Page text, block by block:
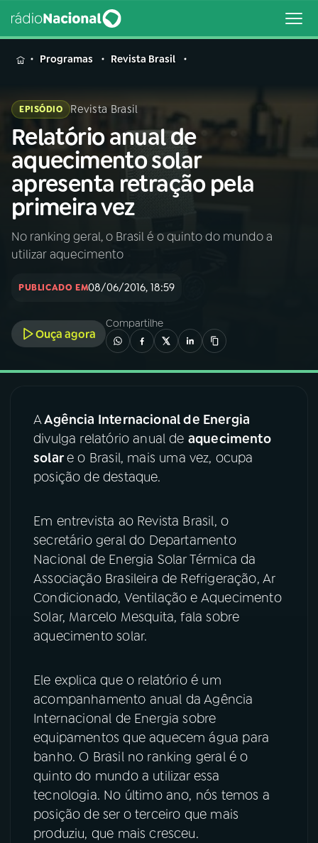
MENU
Buscar
na
Rádio
Nacional
Buscar
01INÍCIO
PROGRAMAÇÃO
05PODCASTS
07ÚLTIMAS
08 FESTIVAL DE MÚSICA
ACOMPANHE A RÁDIO NACIONAL
Instagram X
TikTok
Programas Revista Brasil
EPISÓDIO Revista Brasil
Relatório anual de
aquecimento solar
apresenta retração pela
primeira vez
No ranking geral, o Brasil é o quinto do mundo a
utilizar aquecimento
PUBLICADO EM08/06/2016, 18:59
Ouça agora
Compartilhe
AAgência Internacional de Energia
divulga relatório anual de aquecimento
solare o Brasil, mais uma vez, ocupa
posição de destaque.
Em entrevista ao Revista Brasil, o
secretário geral do Departamento
Nacional de Energia Solar Térmica da
Associação Brasileira de Refrigeração, Ar
Condicionado, Ventilação e Aquecimento
Solar, Marcelo Mesquita, fala sobre
aquecimento solar.
Ele explica que o relatório é um
acompanhamento anual da Agência
Internacional de Energia sobre
equipamentos que aquecem água para
banho. O Brasil no ranking geral é o
quinto do mundo a utilizar essa
tecnologia. No último ano, nós temos a
posição de ser o terceiro que mais
produziu, que mais cresceu.